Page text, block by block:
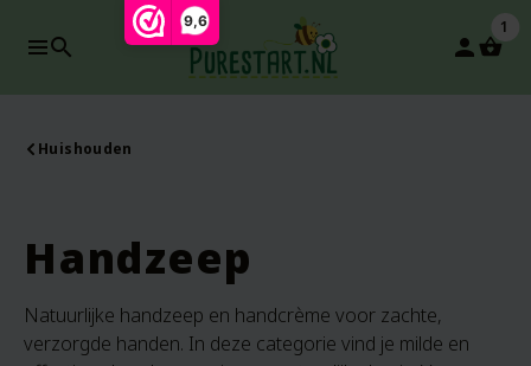
9,6
search person
1
Huishouden
Handzeep
Natuurlijke handzeep en handcrème voor zachte,
verzorgde handen. In deze categorie vind je milde en